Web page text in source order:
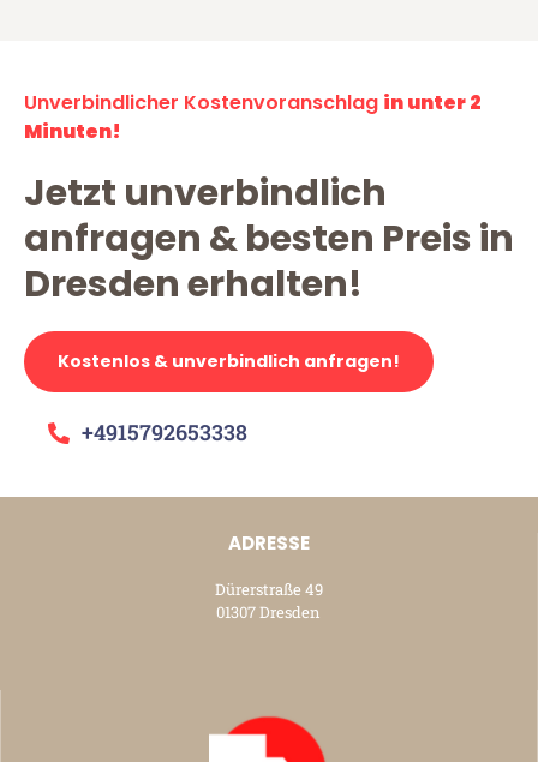
Unverbindlicher Kostenvoranschlag in unter 2
Minuten!
Jetzt unverbindlich
anfragen & besten Preis in
Dresden erhalten!
Kostenlos & unverbindlich anfragen!
+4915792653338
ADRESSE
Dürerstraße 49
01307 Dresden